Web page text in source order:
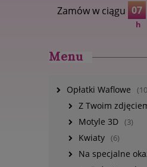
Zamów w ciągu 07
h
Menu
Opłatki Waflowe
Z Twoim
Motyle 3D (3)
Kwiaty (6)
Na specjalne